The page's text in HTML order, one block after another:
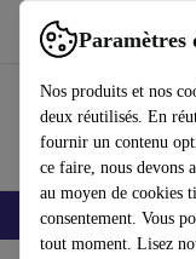
Paramètres
Nos produits et nos
deux réutilisés. En
fournir un contenu
ce faire, nous devons
au moyen de cookies
consentement. Vous
tout moment. Lisez
Utilisez refurbed
Smartphones Laptops